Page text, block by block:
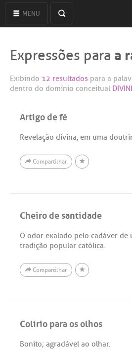
MENU
Expressões para a
Exibindo 12 resultados para a
dentro do domínio conceitual
Artigo de fé
Revelação divina, em uma
Compartilhar
Cheiro de santidade
O odor exalado pelo cadáver de
tradição popular católica.
Compartilhar
Colírio para os olhos
Bonito; agradável ao olhar.